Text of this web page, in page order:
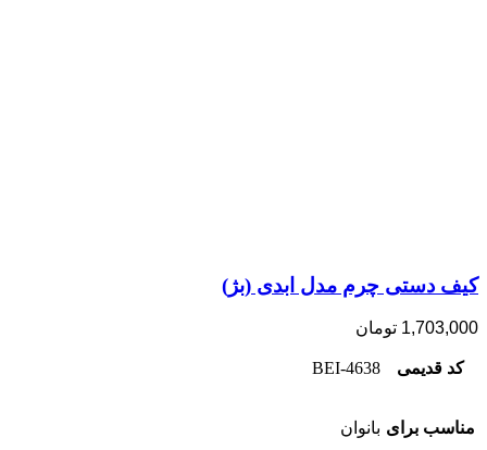
کیف دستی چرم مدل ابدی (بژ)
1,703,000 تومان
کد قدیمی 4638-BEI
مناسب برای بانوان